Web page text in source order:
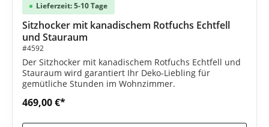
Lieferzeit: 5-10 Tage
Sitzhocker mit kanadischem Rotfuchs Echtfell
und Stauraum
#4592
Der Sitzhocker mit kanadischem Rotfuchs Echtfell und
Stauraum wird garantiert Ihr Deko-Liebling für
gemütliche Stunden im Wohnzimmer.
469,00 €*